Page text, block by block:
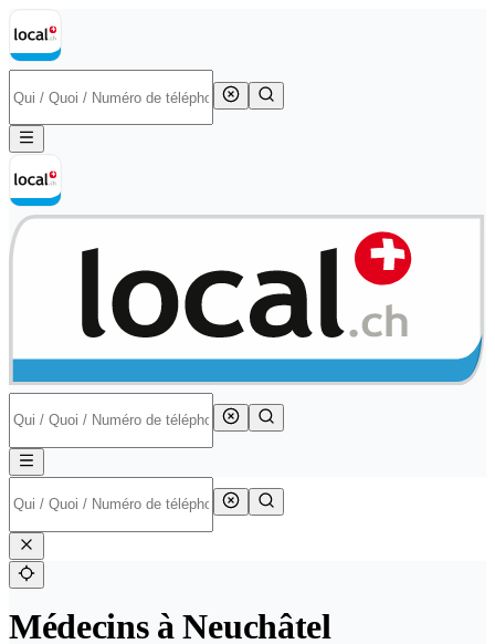
Médecins à Neuchâtel